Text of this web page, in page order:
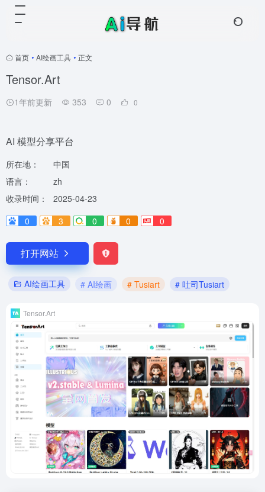
首页 • AI绘画工具 • 正文
Tensor.Art
1年前更新 353 0 0
AI 模型分享平台
所在地：
中国
语言：
zh
收录时间：
2025-04-23
0
3 0 0 0
打开网站
AI绘画工具 # AI绘画 # Tusiart # 吐司Tusiart
Tensor.Art